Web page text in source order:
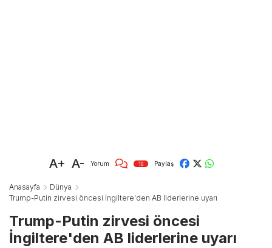
A+ A- Yorum 10 Paylaş
Anasayfa
Dünya
Trump-Putin zirvesi öncesi İngiltere'den AB liderlerine uyarı
Trump-Putin zirvesi öncesi
İngiltere'den AB liderlerine uyarı